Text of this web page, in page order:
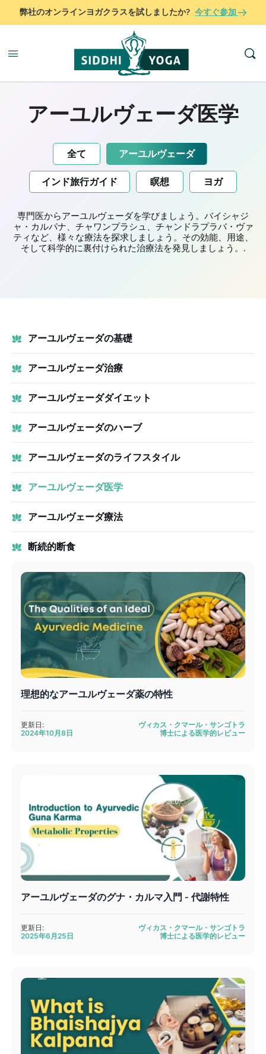
弊社のオンラインヨガクラスを試しましたか? 今すぐ参加
アーユルヴェーダ医学
全て アーユルヴェーダ
インド旅行ガイド 瞑想 ヨガ
専門医からアーユルヴェーダを学びましょう。バイシャジ
ャ・カルパナ、チャワンプラシュ、チャンドラプラバ・ヴァ
ティなど、様々な療法を探求しましょう。その効能、用途、
そして科学的に裏付けられた治療法を発見しましょう。.
アーユルヴェーダの基礎
アーユルヴェーダ治療
アーユルヴェーダダイエット
アーユルヴェーダのハーブ
アーユルヴェーダのライフスタイル
アーユルヴェーダ医学
アーユルヴェーダ療法
断続的断食
理想的なアーユルヴェーダ薬の特性
更新日:
2024年10月8日
ヴィカス・クマール・サンゴトラ
博士による医学的レビュー
アーユルヴェーダのグナ・カルマ入門 - 代謝特性
更新日:
2025年6月25日
ヴィカス・クマール・サンゴトラ
博士による医学的レビュー